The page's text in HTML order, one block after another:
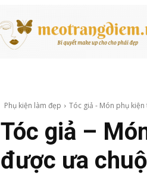
Phụ kiện làm đẹp Tóc giả - Món phụ
Tóc giả –
được ưa